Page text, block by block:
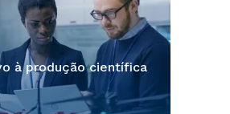
à produção científica